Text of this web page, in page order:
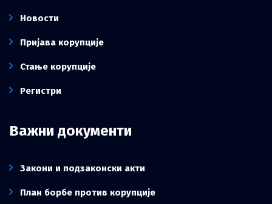
Новости
Пријава корупције
Стање корупције
Регистри
Важни документи
Закони и подзаконски акти
План борбе против корупције